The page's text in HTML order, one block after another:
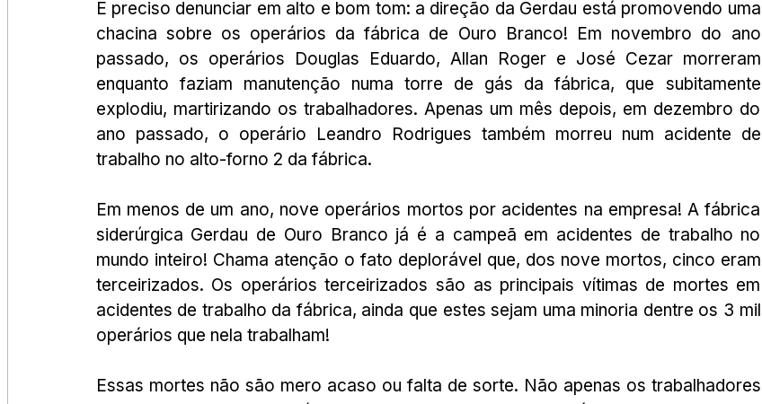
É preciso denunciar em alto e bom tom: a direção da Gerdau está promovendo uma
chacina sobre os operários da fábrica de Ouro Branco! Em novembro do ano
passado, os operários Douglas Eduardo, Allan Roger e José Cezar morreram
enquanto faziam manutenção numa torre de gás da fábrica, que subitamente
explodiu, martirizando os trabalhadores. Apenas um mês depois, em dezembro do
ano passado, o operário Leandro Rodrigues também morreu num acidente de
trabalho no alto-forno 2 da fábrica.
Em menos de um ano, nove operários mortos por acidentes na empresa! A fábrica
siderúrgica Gerdau de Ouro Branco já é a campeã em acidentes de trabalho no
mundo inteiro! Chama atenção o fato deplorável que, dos nove mortos, cinco eram
terceirizados. Os operários terceirizados são as principais vítimas de mortes em
acidentes de trabalho da fábrica, ainda que estes sejam uma minoria dentre os 3 mil
operários que nela trabalham!
Essas mortes não são mero acaso ou falta de sorte. Não apenas os trabalhadores